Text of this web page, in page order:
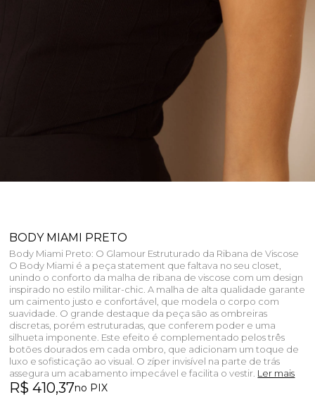
BODY MIAMI PRETO
Body Miami Preto: O Glamour Estruturado da Ribana de Viscose
O Body Miami é a peça statement que faltava no seu closet,
unindo o conforto da malha de ribana de viscose com um design
inspirado no estilo militar-chic. A malha de alta qualidade garante
um caimento justo e confortável, que modela o corpo com
suavidade. O grande destaque da peça são as ombreiras
discretas, porém estruturadas, que conferem poder e uma
silhueta imponente. Este efeito é complementado pelos três
botões dourados em cada ombro, que adicionam um toque de
luxo e sofisticação ao visual. O zíper invisível na parte de trás
assegura um acabamento impecável e facilita o vestir. Ler mais
R$ 410,37no PIX